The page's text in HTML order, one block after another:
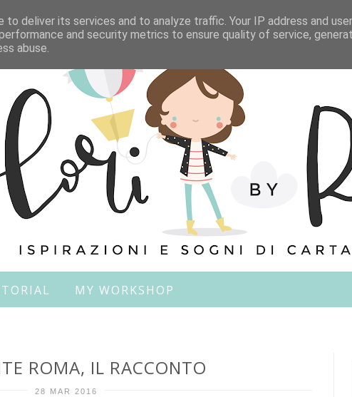
MY WORKSHOP
ROMA, IL RACCONTO
28 MAR 2016
to deliver its services and to analyze traffic. Your IP address and
and security metrics to ensure quality of service,
abuse.